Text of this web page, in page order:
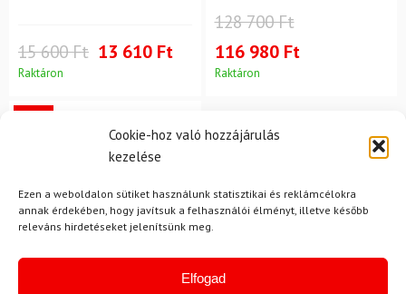
Cookie-hoz való hozzájárulás
kezelése
Ezen a weboldalon sütiket használunk statisztikai és reklámcélokra
annak érdekében, hogy javítsuk a felhasználói élményt, illetve később
releváns hirdetéseket jelenítsünk meg.
Elfogad
15 600 Ft 13 610 Ft
Raktáron
128 700 Ft
116 980 Ft
Raktáron
Ingyenes szállítás